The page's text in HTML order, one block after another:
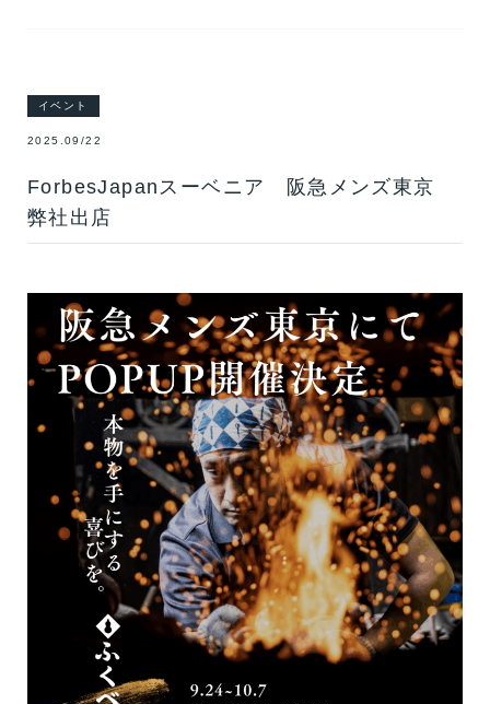
イベント
2025.09/22
ForbesJapanスーベニア 阪急メンズ東京
弊社出店